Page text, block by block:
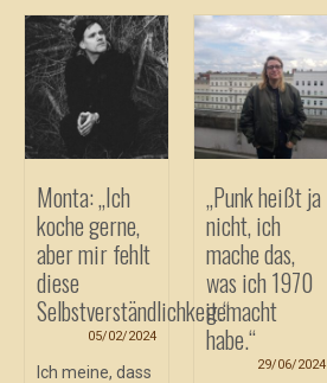
Monta: „Ich
koche gerne,
aber mir fehlt
diese
Selbstverständlichkeit.“
05/02/2024
Ich meine, dass
„Punk heißt ja
nicht, ich
mache das,
was ich 1970
gemacht
habe.“
29/06/2024